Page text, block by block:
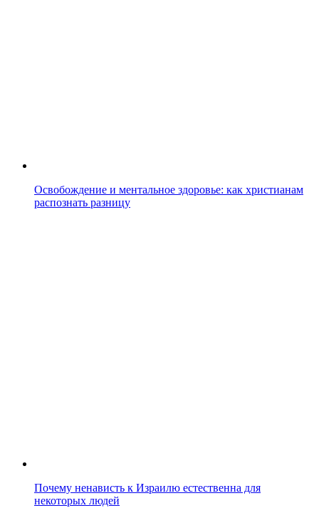
Освобождение и ментальное здоровье: как христианам
распознать разницу
Почему ненависть к Израилю естественна для
некоторых людей